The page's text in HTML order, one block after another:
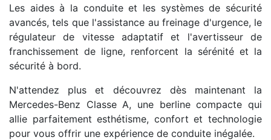
Les aides à la conduite et les systèmes de sécurité
avancés, tels que l'assistance au freinage d'urgence, le
régulateur de vitesse adaptatif et l'avertisseur de
franchissement de ligne, renforcent la sérénité et la
sécurité à bord.
N'attendez plus et découvrez dès maintenant la
Mercedes-Benz Classe A, une berline compacte qui
allie parfaitement esthétisme, confort et technologie
pour vous offrir une expérience de conduite inégalée.